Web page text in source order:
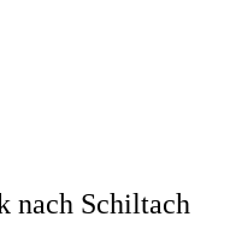
nach Schiltach